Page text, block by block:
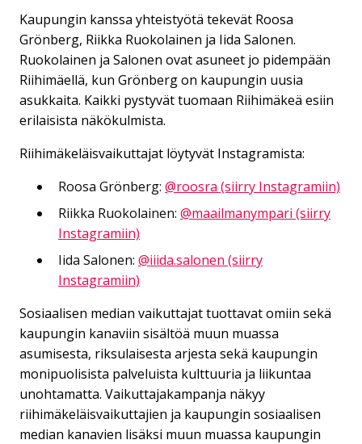
Kaupungin kanssa yhteistyötä tekevät Roosa
Grönberg, Riikka Ruokolainen ja Iida Salonen.
Ruokolainen ja Salonen ovat asuneet jo pidempään
Riihimäellä, kun Grönberg on kaupungin uusia
asukkaita. Kaikki pystyvät tuomaan Riihimäkeä esiin
erilaisista näkökulmista.
Riihimäkeläisvaikuttajat löytyvät Instagramista:
Roosa Grönberg: @roosra (siirry Instagramiin)
Riikka Ruokolainen: @maailmanympari (siirry
Instagramiin)
Iida Salonen: @iiida.salonen (siirry
Instagramiin)
Sosiaalisen median vaikuttajat tuottavat omiin sekä
kaupungin kanaviin sisältöä muun muassa
asumisesta, riksulaisesta arjesta sekä kaupungin
monipuolisista palveluista kulttuuria ja liikuntaa
unohtamatta. Vaikuttajakampanja näkyy
riihimäkeläisvaikuttajien ja kaupungin sosiaalisen
median kanavien lisäksi muun muassa kaupungin